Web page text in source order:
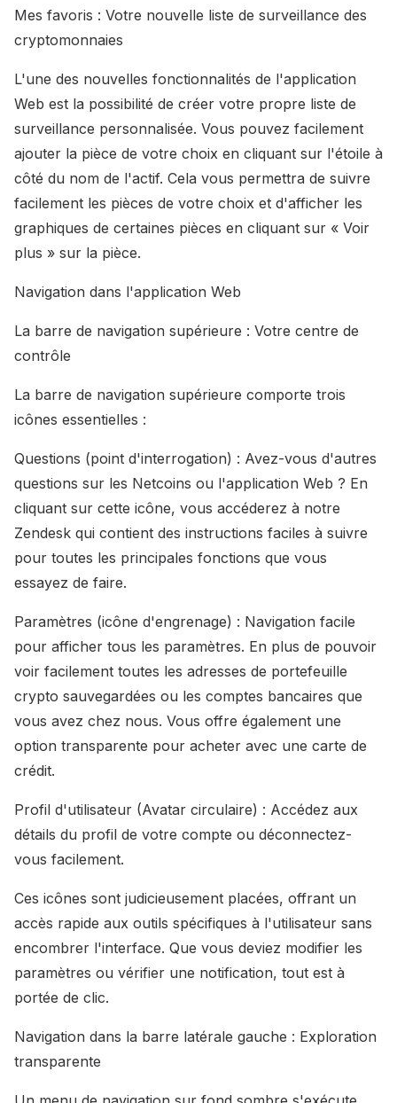
Mes favoris : Votre nouvelle liste de surveillance des
cryptomonnaies
L'une des nouvelles fonctionnalités de l'application
Web est la possibilité de créer votre propre liste de
surveillance personnalisée. Vous pouvez facilement
ajouter la pièce de votre choix en cliquant sur l'étoile à
côté du nom de l'actif. Cela vous permettra de suivre
facilement les pièces de votre choix et d'afficher les
graphiques de certaines pièces en cliquant sur « Voir
plus » sur la pièce.
Navigation dans l'application Web
La barre de navigation supérieure : Votre centre de
contrôle
La barre de navigation supérieure comporte trois
icônes essentielles :
Questions (point d'interrogation) : Avez-vous d'autres
questions sur les Netcoins ou l'application Web ? En
cliquant sur cette icône, vous accéderez à notre
Zendesk qui contient des instructions faciles à suivre
pour toutes les principales fonctions que vous
essayez de faire.
Paramètres (icône d'engrenage) : Navigation facile
pour afficher tous les paramètres. En plus de pouvoir
voir facilement toutes les adresses de portefeuille
crypto sauvegardées ou les comptes bancaires que
vous avez chez nous. Vous offre également une
option transparente pour acheter avec une carte de
crédit.
Profil d'utilisateur (Avatar circulaire) : Accédez aux
détails du profil de votre compte ou déconnectez-
vous facilement.
Ces icônes sont judicieusement placées, offrant un
accès rapide aux outils spécifiques à l'utilisateur sans
encombrer l'interface. Que vous deviez modifier les
paramètres ou vérifier une notification, tout est à
portée de clic.
Navigation dans la barre latérale gauche : Exploration
transparente